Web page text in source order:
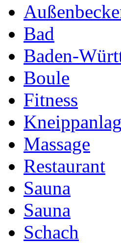
Bad
Baden-
Boule
Fitness
Massage
Restaurant
Sauna
Sauna
Schach